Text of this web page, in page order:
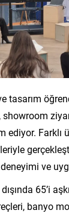
tasarım
showroom
ediyor. Farklı
ve
65’i
banyo